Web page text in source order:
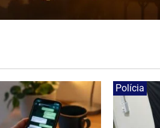
Polícia